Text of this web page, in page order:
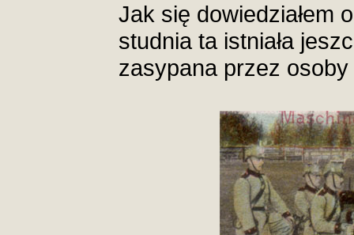
Jak się dowiedziałem
studnia ta istniała
zasypana przez osoby